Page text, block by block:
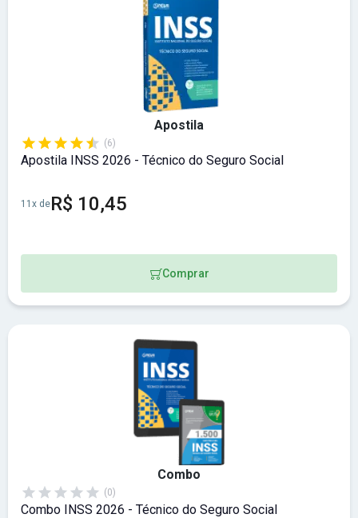
Apostila
(6)
Apostila INSS 2026 - Técnico do Seguro Social
11x deR$ 10,45
Comprar
Combo
(0)
Combo INSS 2026 - Técnico do Seguro Social